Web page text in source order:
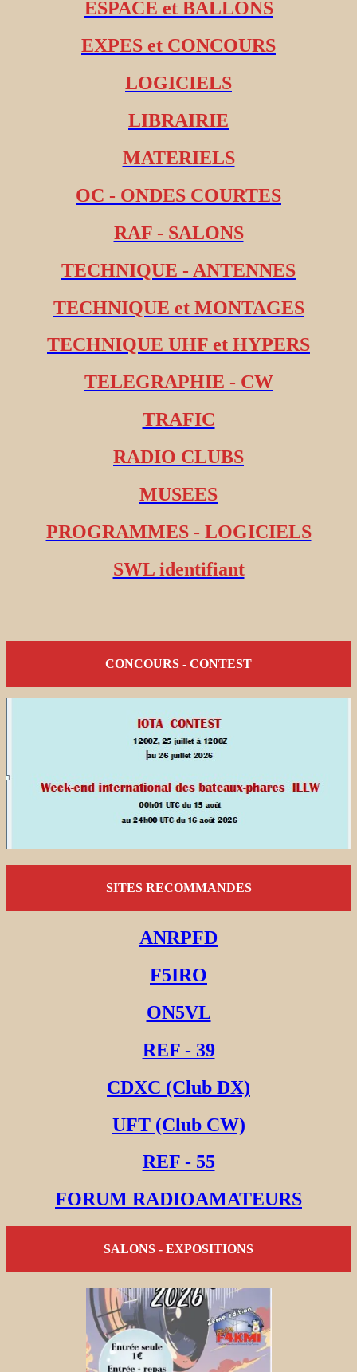
ESPACE et BALLONS
EXPES et CONCOURS
LOGICIELS
LIBRAIRIE
MATERIELS
OC - ONDES COURTES
RAF - SALONS
TECHNIQUE - ANTENNES
TECHNIQUE et MONTAGES
TECHNIQUE UHF et HYPERS
TELEGRAPHIE - CW
TRAFIC
RADIO CLUBS
MUSEES
PROGRAMMES - LOGICIELS
SWL identifiant
CONCOURS - CONTEST
SITES RECOMMANDES
ANRPFD
F5IRO
ON5VL
REF - 39
CDXC (Club DX)
UFT (Club CW)
REF - 55
FORUM RADIOAMATEURS
SALONS - EXPOSITIONS